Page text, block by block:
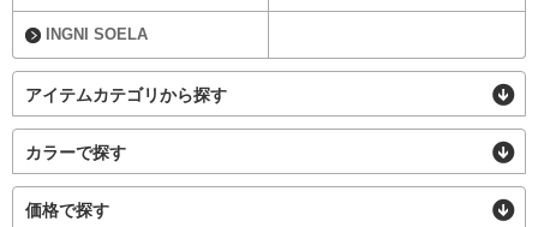
INGNI SOELA
アイテムカテゴリから探す
カラーで探す
価格で探す